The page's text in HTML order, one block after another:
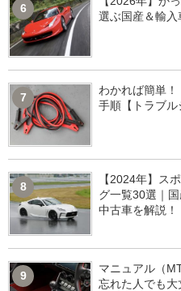
6
選ぶ国産＆輸入
7
わかれば簡単
手順【トラブル
8
【2024年】ス
グ一覧30選｜
中古車を解説！
9
マニュアル（
忘れた人でも大